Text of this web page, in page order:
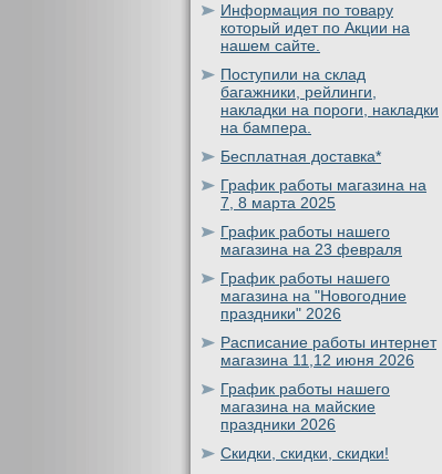
Информация по товару
который идет по Акции на
нашем сайте.
Поступили на склад
багажники, рейлинги,
накладки на пороги, накладки
на бампера.
Бесплатная доставка*
График работы магазина на
7, 8 марта 2025
График работы нашего
магазина на 23 февраля
График работы нашего
магазина на "Новогодние
праздники" 2026
Расписание работы интернет
магазина 11,12 июня 2026
График работы нашего
магазина на майские
праздники 2026
Скидки, скидки, скидки!